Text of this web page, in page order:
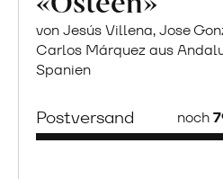
von Jesús Villena, Jose
Carlos Márquez aus
Spanien
Postversand noch